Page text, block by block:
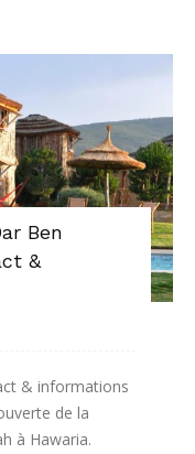
Ben
&
& informations
de la
à Hawaria.